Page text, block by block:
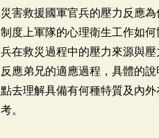
災害救援國軍官兵的壓力反應
制度上軍隊的心理衛生工作如
兵在救災過程中的壓力來源與
反應弟兄的適應過程，具體的
點去理解具備有何種特質及內
考。